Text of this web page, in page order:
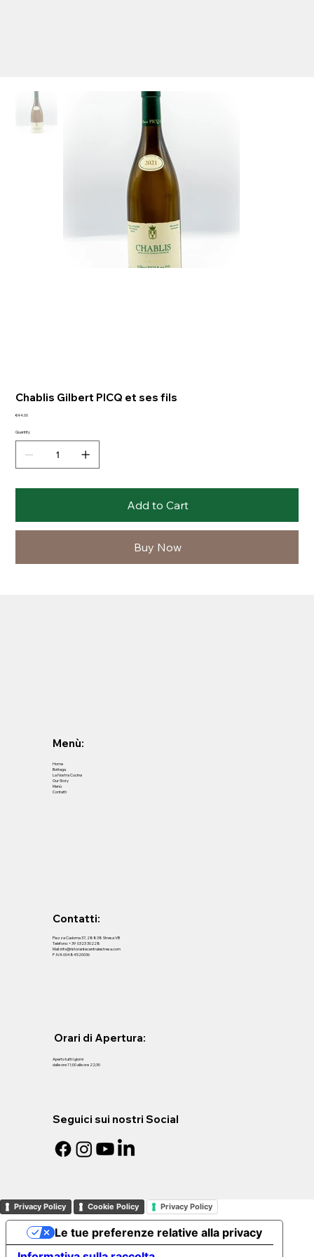
Chablis Gilbert PICQ et ses fils
Price
€44.00
Quantity
Add to Cart
Buy Now
Menù:
Home
Bottega
La Nostra Cucina
Our Story
Menù
Contatti
Piazza Cadorna 37, 28838 Stresa VB
Telefono: +39 0323 30228
Mail: info@ristorantecentralestresa.com
P .IVA 00484520036
Contatti:
Aperto tutti i giorni
dalle ore 11;00 alle ore 22;30
Orari di Apertura:
Seguici sui nostri Social
Privacy Policy Cookie Policy Privacy Policy
Le tue preferenze relative alla privacy